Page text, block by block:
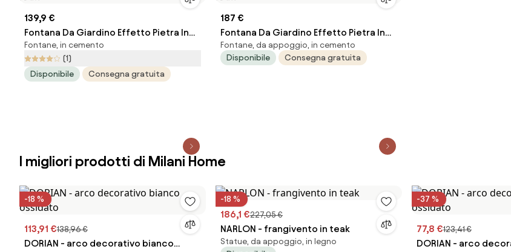
139,9 €
Fontana Da Giardino Effetto Pietra In
Cemento Clanezzo 28x31x65 Nocciola
KAM
Fontane, in cemento
(1)
Disponibile
Consegna gratuita
187 €
Fontana Da Giardino Effetto Pietra In
Cemento Arnosto 40x40x81 Nocciola
KAM
Fontane, da appoggio, in cemento
Disponibile
Consegna gratuita
I migliori prodotti di Milani Home
-18 %
113,91 €138,96 €
DORIAN - arco decorativo bianco
-18 %
186,1 €227,05 €
NARLON - frangivento in teak
Statue, da appoggio, in legno
-37 %
77,8 €123,41 €
DORIAN - arco